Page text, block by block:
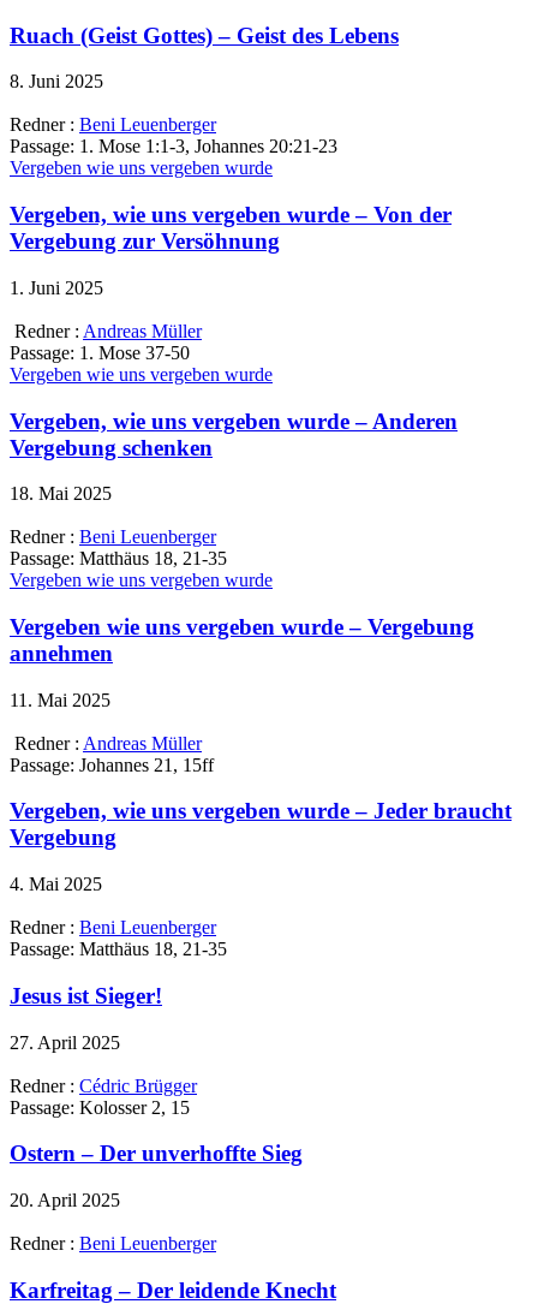
Ruach (Geist Gottes) – Geist des Lebens
8. Juni 2025
Redner : Beni Leuenberger
Passage: 1. Mose 1:1-3, Johannes 20:21-23
Vergeben wie uns vergeben wurde
Vergeben, wie uns vergeben wurde – Von der
Vergebung zur Versöhnung
1. Juni 2025
Redner : Andreas Müller
Passage: 1. Mose 37-50
Vergeben wie uns vergeben wurde
Vergeben, wie uns vergeben wurde – Anderen
Vergebung schenken
18. Mai 2025
Redner : Beni Leuenberger
Passage: Matthäus 18, 21-35
Vergeben wie uns vergeben wurde
Vergeben wie uns vergeben wurde – Vergebung
annehmen
11. Mai 2025
Redner : Andreas Müller
Passage: Johannes 21, 15ff
Vergeben, wie uns vergeben wurde – Jeder braucht
Vergebung
4. Mai 2025
Redner : Beni Leuenberger
Passage: Matthäus 18, 21-35
Jesus ist Sieger!
27. April 2025
Redner : Cédric Brügger
Passage: Kolosser 2, 15
Ostern – Der unverhoffte Sieg
20. April 2025
Redner : Beni Leuenberger
Karfreitag – Der leidende Knecht